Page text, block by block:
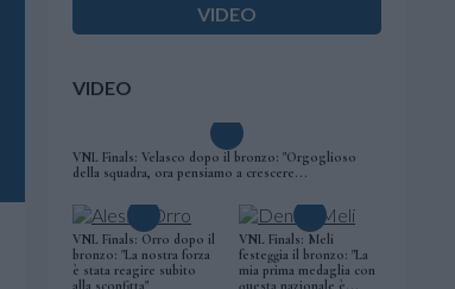
VIDEO
VIDEO
VNL Finals: Velasco dopo il bronzo: "Orgoglioso
della squadra, ora pensiamo a crescere...
VNL Finals: Orro dopo il
bronzo: "La nostra forza
è stata reagire subito
VNL Finals: Meli
festeggia il bronzo: "La
mia prima medaglia con